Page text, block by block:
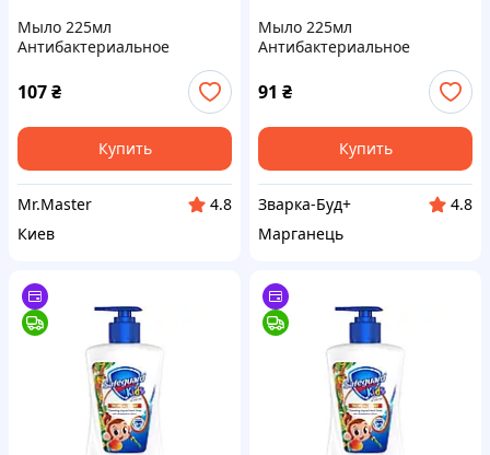
Мыло 225мл
Антибактериальное
Детское Тропическое ТМ
SAFEGUARD
107₴
Купить
Mr.Master
4.8
Киев
Мыло 225мл
Антибактериальное
Детское Тропическое ТМ
SAFEGUARD
91 ₴
Купить
Зварка-Буд+
4.8
Марганець